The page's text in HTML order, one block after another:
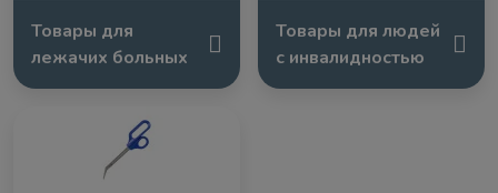
Товары для
лежачих больных
Товары для людей
с инвалидностью